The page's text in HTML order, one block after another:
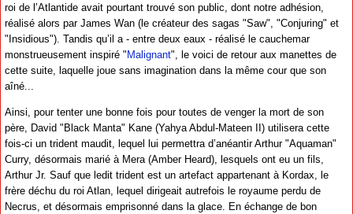
roi de l’Atlantide avait pourtant trouvé son public, dont notre adhésion,
réalisé alors par James Wan (le créateur des sagas "Saw", "Conjuring" et
"Insidious"). Tandis qu’il a - entre deux eaux - réalisé le cauchemar
monstrueusement inspiré " Malignant", le voici de retour aux manettes de
cette suite, laquelle joue sans imagination dans la même cour que son
aîné...
Ainsi, pour tenter une bonne fois pour toutes de venger la mort de son
père, David "Black Manta" Kane (Yahya Abdul-Mateen II) utilisera cette
fois-ci un trident maudit, lequel lui permettra d’anéantir Arthur "Aquaman"
Curry, désormais marié à Mera (Amber Heard), lesquels ont eu un fils,
Arthur Jr. Sauf que ledit trident est un artefact appartenant à Kordax, le
frère déchu du roi Atlan, lequel dirigeait autrefois le royaume perdu de
Necrus, et désormais emprisonné dans la glace. En échange de bon